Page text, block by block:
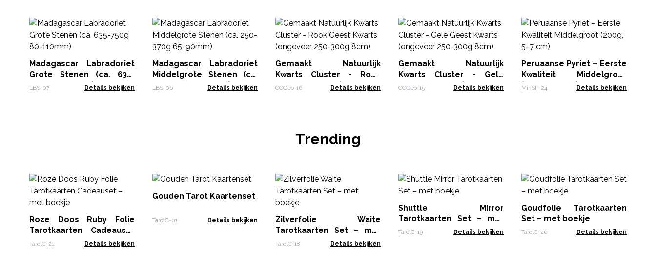
Madagascar Labradoriet
Grote Stenen (ca. 635-
750g 80-110mm)
LBS-07 Details bekijken
Madagascar Labradoriet
Middelgrote Stenen (ca.
250-370g 65-90mm)
LBS-06 Details bekijken
Gemaakt Natuurlijk
Kwarts Cluster - Rook
Geest Kwarts (ongeveer
CCGeo-16 Details bekijken
Gemaakt Natuurlijk
Kwarts Cluster - Gele
Geest Kwarts (ongeveer
CCGeo-15 Details bekijken
Peruaanse Pyriet – Eerste
Kwaliteit Middelgroot
(200g, 5–7 cm)
MinSP-24 Details bekijken
Trending
Roze Doos Ruby Folie
Tarotkaarten Cadeauset
– met boekje
TarotC-21 Details bekijken
Gouden Tarot Kaartenset
TarotC-01 Details bekijken
Zilverfolie Waite
Tarotkaarten Set – met
boekje
TarotC-18 Details bekijken
Shuttle Mirror
Tarotkaarten Set – met
boekje
TarotC-19 Details bekijken
Goudfolie Tarotkaarten
Set – met boekje
TarotC-20 Details bekijken